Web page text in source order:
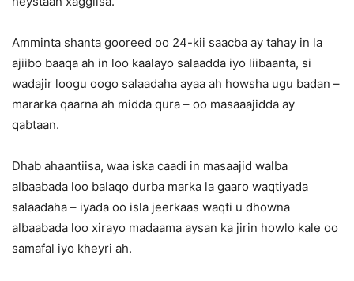
Amminta shanta gooreed oo 24-kii saacba ay tahay in la
ajiibo baaqa ah in loo kaalayo salaadda iyo liibaanta, si
wadajir loogu oogo salaadaha ayaa ah howsha ugu badan –
mararka qaarna ah midda qura – oo masaaajidda ay
qabtaan.
Dhab ahaantiisa, waa iska caadi in masaajid walba
albaabada loo balaqo durba marka la gaaro waqtiyada
salaadaha – iyada oo isla jeerkaas waqti u dhowna
albaabada loo xirayo madaama aysan ka jirin howlo kale oo
samafal iyo kheyri ah.